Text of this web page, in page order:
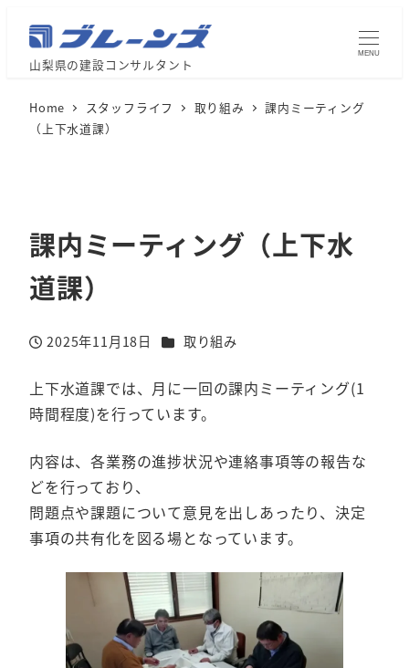
山梨県の建設コンサルタント
MENU
Home スタッフライフ 取り組み
課内ミーティング
（上下水道課）
課内ミーティング（上下水
道課）
投稿日
2025年11月18日 カテゴリー
取り組み
上下水道課では、月に一回の課内ミーティング(1
時間程度)を行っています。
内容は、各業務の進捗状況や連絡事項等の報告な
どを行っており、
問題点や課題について意見を出しあったり、決定
事項の共有化を図る場となっています。